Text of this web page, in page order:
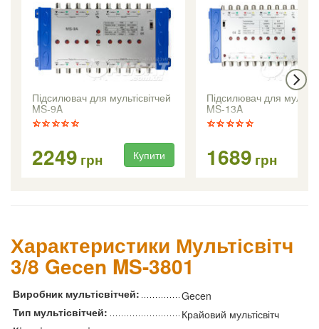
Підсилювач для мультісвітчей
MS-9A
2249 грн Купити
Підсилювач для
MS-13A
1689 грн
Характеристики Мультісвітч
3/8 Gecen MS-3801
Виробник мультісвітчей:
Gecen
Тип мультісвітчей:
Крайовий мультісвітч